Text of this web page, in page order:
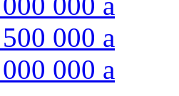
000 a
000 a